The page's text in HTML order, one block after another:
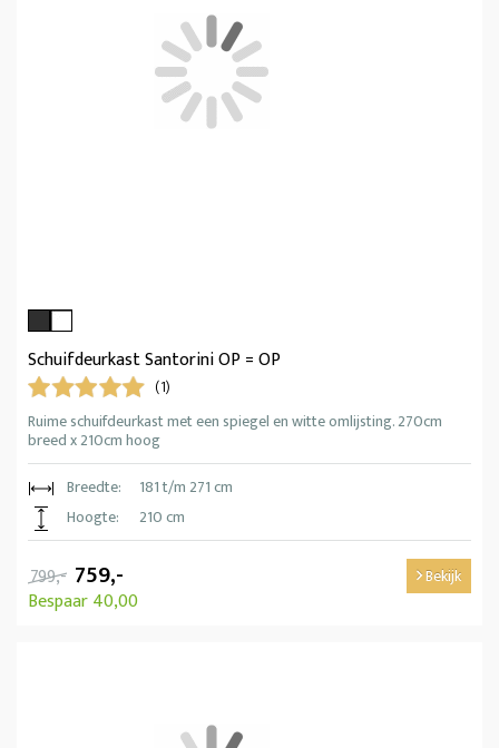
Schuifdeurkast Santorini OP = OP
(1)
Ruime schuifdeurkast met een spiegel en witte omlijsting. 270cm
breed x 210cm hoog
Breedte:
181 t/m 271 cm
Hoogte:
210 cm
799,- 759,-
Bespaar 40,00
Bekijk